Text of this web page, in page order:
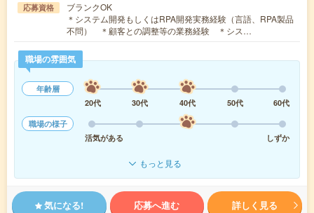
応募資格
ブランクOK
＊システム開発もしくはRPA開発実務経験（言語、RPA製品
不問） ＊顧客との調整等の業務経験 ＊シス…
職場の雰囲気
年齢層
20代
30代 40代 50代
60代
職場の様子
活気がある
しずか
もっと見る
気になる! 応募へ進む 詳しく見る